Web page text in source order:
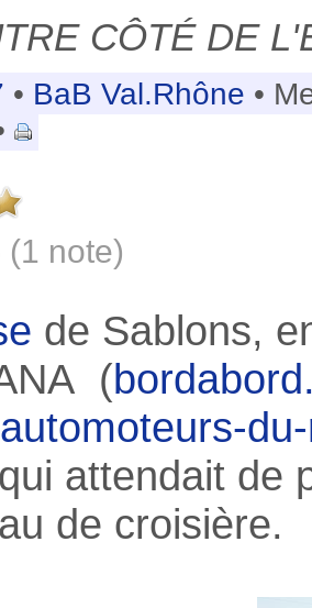
CÔTÉ DE
• BaB Val.Rhône •
(1 note)
de Sablons,
(
attendait de
de croisière.